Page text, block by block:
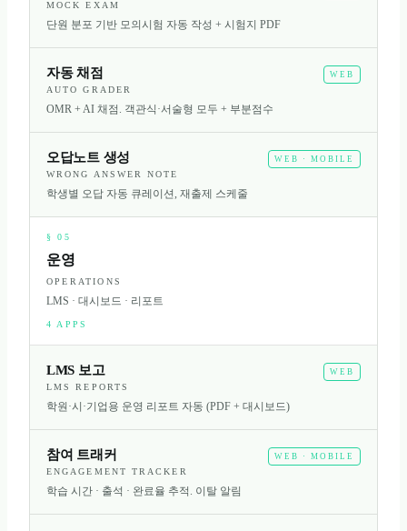
MOCK EXAM
단원 분포 기반 모의시험 자동 작성 + 시험지 PDF
자동 채점
WEB
AUTO GRADER
OMR + AI 채점. 객관식·서술형 모두 + 부분점수
오답노트 생성
WEB · MOBILE
WRONG ANSWER NOTE
학생별 오답 자동 큐레이션, 재출제 스케줄
§05
운영
OPERATIONS
LMS · 대시보드 · 리포트
4 APPS
LMS 보고
WEB
LMS REPORTS
학원·시·기업용 운영 리포트 자동 (PDF + 대시보드)
참여 트래커
WEB · MOBILE
ENGAGEMENT TRACKER
학습 시간 · 출석 · 완료율 추적. 이탈 알림